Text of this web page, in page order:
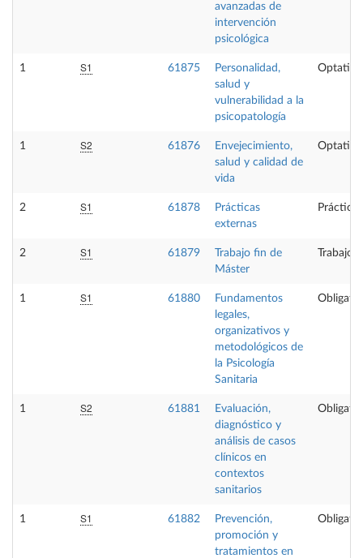
avanzadas de
intervención
psicológica
1 S1 61875
Personalidad,
salud y
vulnerabilidad a la
psicopatología
Optativa
1 S2 61876
Envejecimiento,
salud y calidad de
vida
Optativa
2 S1 61878
Prácticas
externas
2 S1 61879
Trabajo fin de
Máster
Trabajo
1 S1 61880
Fundamentos
legales,
organizativos y
metodológicos de
la Psicología
Sanitaria
1 S2 61881
Evaluación,
diagnóstico y
análisis de casos
clínicos en
contextos
sanitarios
1 S1 61882
Prevención,
promoción y
tratamientos en